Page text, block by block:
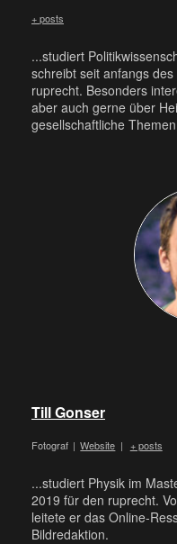
+ posts
...studiert
schreibt seit anfangs
ruprecht. Besonders
aber auch gerne über
gesellschaftliche
Till Gonser
Fotograf | Website | + posts
...studiert Physik im
2019 für den ruprecht.
leitete er das Online-
Bildredaktion.